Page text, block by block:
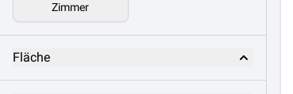
Zimmer
Fläche